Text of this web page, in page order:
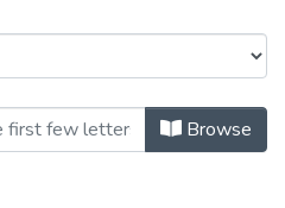
Financeira by
Browse